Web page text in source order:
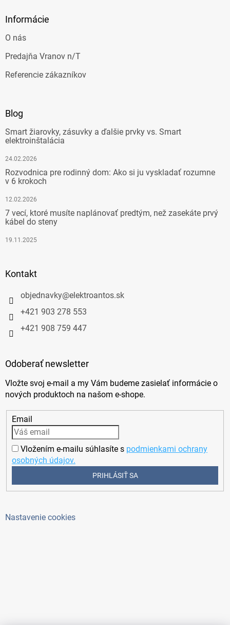
Informácie
O nás
Predajňa Vranov n/T
Referencie zákazníkov
Blog
Smart žiarovky, zásuvky a ďalšie prvky vs. Smart
elektroinštalácia
24.02.2026
Rozvodnica pre rodinný dom: Ako si ju vyskladať rozumne
v 6 krokoch
12.02.2026
7 vecí, ktoré musíte naplánovať predtým, než zasekáte prvý
kábel do steny
19.11.2025
Kontakt
objednavky@elektroantos.sk
+421 903 278 553
+421 908 759 447
Odoberať newsletter
Vložte svoj e-mail a my Vám budeme zasielať informácie o
nových produktoch na našom e-shope.
Email
Vložením e-mailu súhlasíte s podmienkami ochrany
osobných údajov.
PRIHLÁSIŤ SA
Nastavenie cookies